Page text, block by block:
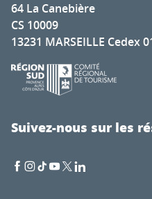
64 La Canebière
CS 10009
13231 MARSEILLE Cedex
Suivez-nous sur les